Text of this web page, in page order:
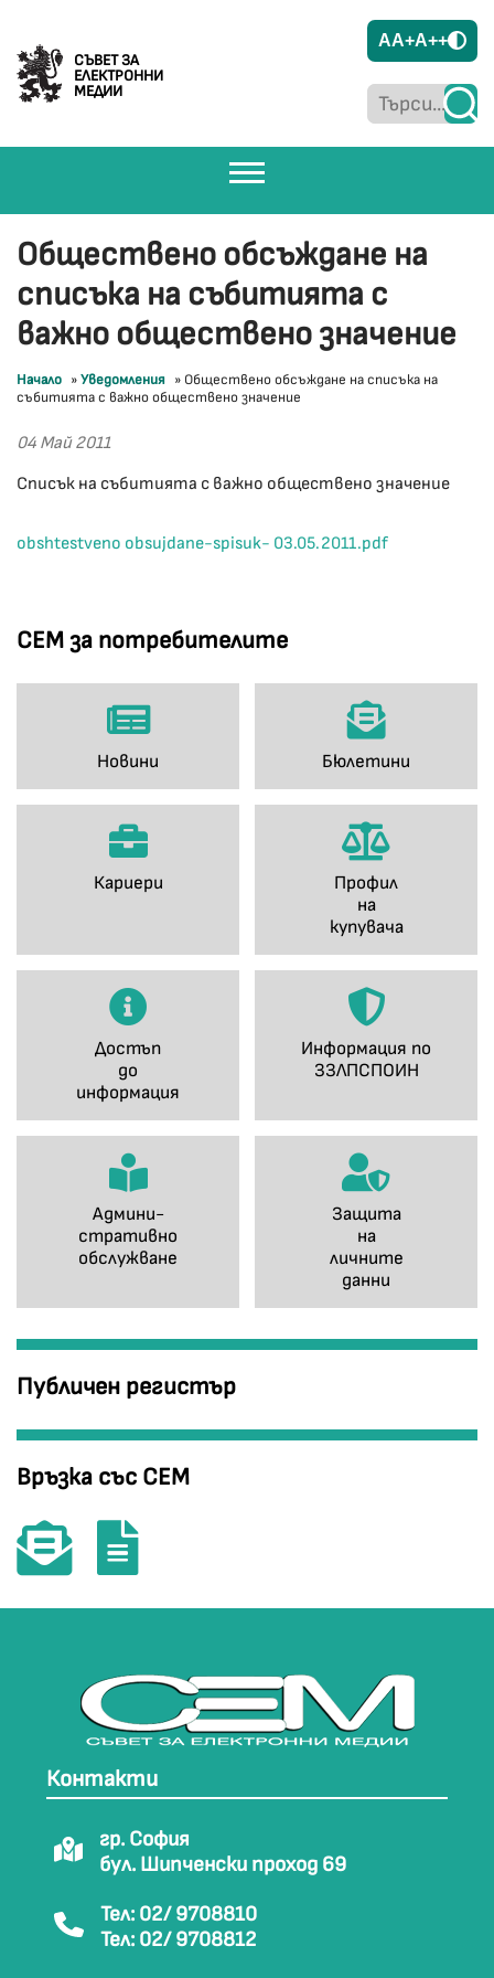
СЪВЕТ ЗА
ЕЛЕКТРОННИ
МЕДИИ
AA+A++
СЕМ за потребителите
Новини Бюлетини
Кариери
Профил
на
купувача
Достъп
до
информация
Информация по
ЗЗЛПСПОИН
Админи-
стративно
обслужване
Защита
на
личните
данни
Публичен регистър
Връзка със СЕМ
Обществено обсъждане на
списъка на събитията с
важно обществено значение
Начало »Уведомления » Обществено обсъждане на списъка на
събитията с важно обществено значение
04 Май 2011
Списък на събитията с важно обществено значение
obshtestveno obsujdane-spisuk- 03.05.2011.pdf
Контакти
гр. София
бул. Шипченски проход 69
Тел: 02/ 9708810
Тел: 02/ 9708812